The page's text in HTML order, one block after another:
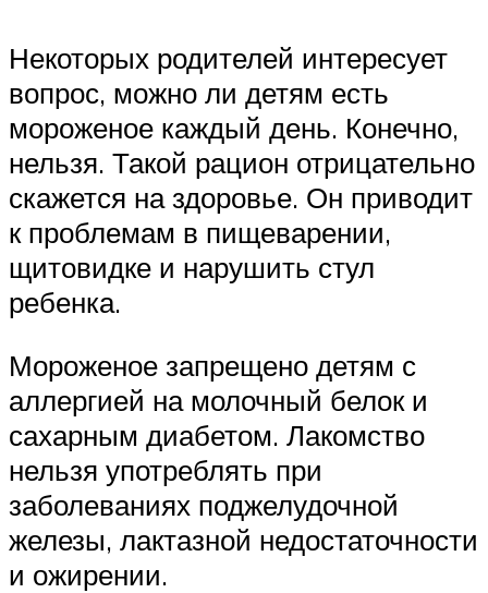
Некоторых родителей интересует
вопрос, можно ли детям есть
мороженое каждый день. Конечно,
нельзя. Такой рацион отрицательно
скажется на здоровье. Он приводит
к проблемам в пищеварении,
щитовидке и нарушить стул
ребенка.
Мороженое запрещено детям с
аллергией на молочный белок и
сахарным диабетом. Лакомство
нельзя употреблять при
заболеваниях поджелудочной
железы, лактазной недостаточности
и ожирении.